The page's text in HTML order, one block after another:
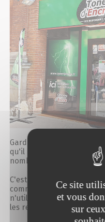
Gardons nos regards
qu'il y a encore du
nombreux matériels.
C'est pourquoi,
communiquer si vous
n'utilisez plus pour leur
les remettre en service.
Ce site
et vous
sur